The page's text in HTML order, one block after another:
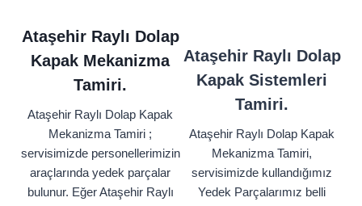
Ataşehir Raylı Dolap
Kapak Mekanizma
Tamiri.
Ataşehir Raylı Dolap Kapak
Mekanizma Tamiri ;
servisimizde personellerimizin
araçlarında yedek parçalar
bulunur. Eğer Ataşehir Raylı
Ataşehir Raylı Dolap
Kapak Sistemleri
Tamiri.
Ataşehir Raylı Dolap Kapak
Mekanizma Tamiri,
servisimizde kullandığımız
Yedek Parçalarımız belli